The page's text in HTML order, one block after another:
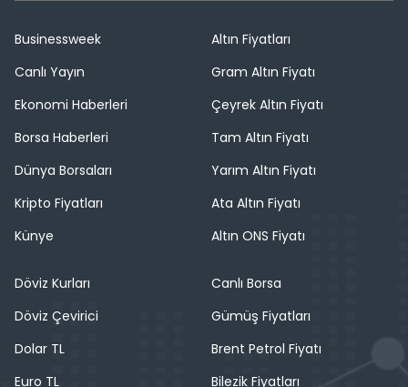
Businessweek
Canlı Yayın
Ekonomi Haberleri
Borsa Haberleri
Dünya Borsaları
Kripto Fiyatları
Künye
Altın Fiyatları
Gram Altın Fiyatı
Çeyrek Altın Fiyatı
Tam Altın Fiyatı
Yarım Altın Fiyatı
Ata Altın Fiyatı
Altın ONS Fiyatı
Döviz Kurları
Döviz Çevirici
Dolar TL
Euro TL
Canlı Borsa
Gümüş Fiyatları
Brent Petrol Fiyatı
Bilezik Fiyatları